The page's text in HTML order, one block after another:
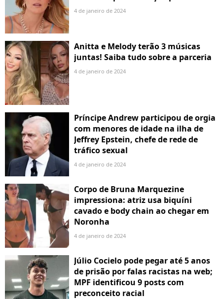
4 de janeiro de 2024
Anitta e Melody terão 3 músicas
juntas! Saiba tudo sobre a parceria
4 de janeiro de 2024
Príncipe Andrew participou de orgia
com menores de idade na ilha de
Jeffrey Epstein, chefe de rede de
tráfico sexual
4 de janeiro de 2024
Corpo de Bruna Marquezine
impressiona: atriz usa biquíni
cavado e body chain ao chegar em
Noronha
4 de janeiro de 2024
Júlio Cocielo pode pegar até 5 anos
de prisão por falas racistas na web;
MPF identificou 9 posts com
preconceito racial